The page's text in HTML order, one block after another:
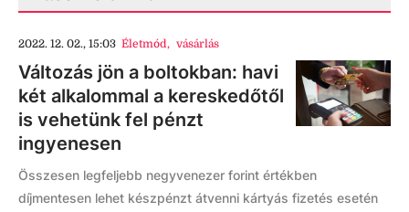
2022. 12. 02., 15:03 Életmód, vásárlás
Változás jön a boltokban: havi
két alkalommal a kereskedőtől
is vehetünk fel pénzt
ingyenesen
Összesen legfeljebb negyvenezer forint értékben
díjmentesen lehet készpénzt átvenni kártyás fizetés esetén